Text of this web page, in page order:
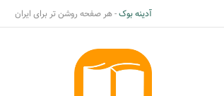
آدینه بوک- هر صفحه روشن تر برای ایران